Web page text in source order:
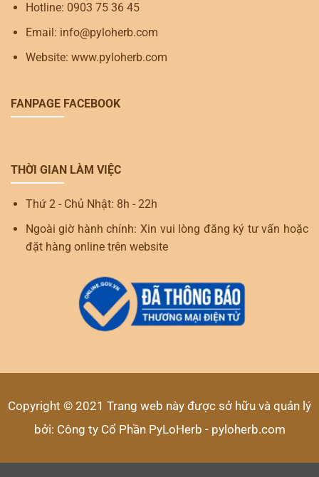
Hotline: 0903 75 36 45
Email: info@pyloherb.com
Website: www.pyloherb.com
FANPAGE FACEBOOK
THỜI GIAN LÀM VIỆC
Thứ 2 - Chủ Nhật: 8h - 22h
Ngoài giờ hành chính: Xin vui lòng đăng ký tư vấn hoặc
đặt hàng online trên website
Copyright © 2021 Trang web này được sở hữu và quản lý
bởi: Công ty Cổ Phần PyLoHerb - pyloherb.com